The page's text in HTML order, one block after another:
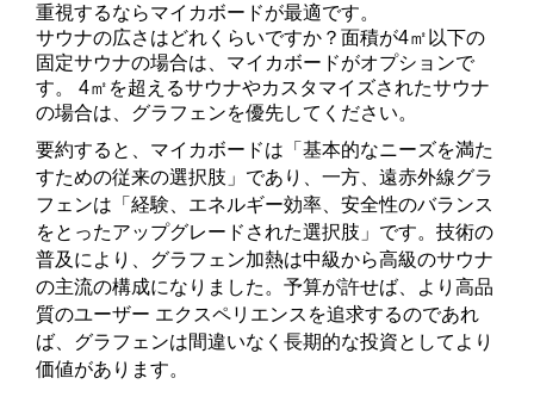
重視するならマイカボードが最適です。
サウナの広さはどれくらいですか？ 面積が4㎡以下の
固定サウナの場合は、マイカボードがオプションで
す。 4㎡を超えるサウナやカスタマイズされたサウナ
の場合は、グラフェンを優先してください。
要約すると、マイカボードは「基本的なニーズを満た
すための従来の選択肢」であり、一方、遠赤外線グラ
フェンは「経験、エネルギー効率、安全性のバランス
をとったアップグレードされた選択肢」です。技術の
普及により、グラフェン加熱は中級から高級のサウナ
の主流の構成になりました。予算が許せば、より高品
質のユーザー エクスペリエンスを追求するのであれ
ば、グラフェンは間違いなく長期的な投資としてより
価値があります。